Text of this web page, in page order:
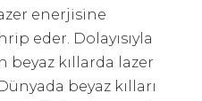
enerjisine
eder. Dolayısıyla
kıllarda lazer
beyaz kılları